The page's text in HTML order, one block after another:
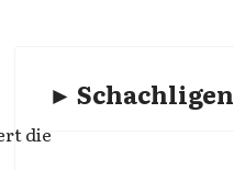
die
► Schachligen